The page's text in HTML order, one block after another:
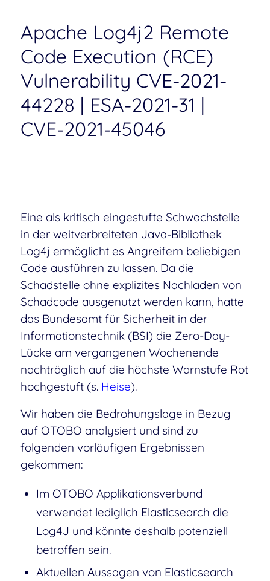
Apache Log4j2 Remote
Code Execution (RCE)
Vulnerability CVE-2021-
44228 | ESA-2021-31 |
CVE-2021-45046
Eine als kritisch eingestufte Schwachstelle
in der weitverbreiteten Java-Bibliothek
Log4j ermöglicht es Angreifern beliebigen
Code ausführen zu lassen. Da die
Schadstelle ohne explizites Nachladen von
Schadcode ausgenutzt werden kann, hatte
das Bundesamt für Sicherheit in der
Informationstechnik (BSI) die Zero-Day-
Lücke am vergangenen Wochenende
nachträglich auf die höchste Warnstufe Rot
hochgestuft (s. Heise).
Wir haben die Bedrohungslage in Bezug
auf OTOBO analysiert und sind zu
folgenden vorläufigen Ergebnissen
gekommen:
Im OTOBO Applikationsverbund
verwendet lediglich Elasticsearch die
Log4J und könnte deshalb potenziell
betroffen sein.
Aktuellen Aussagen von Elasticsearch